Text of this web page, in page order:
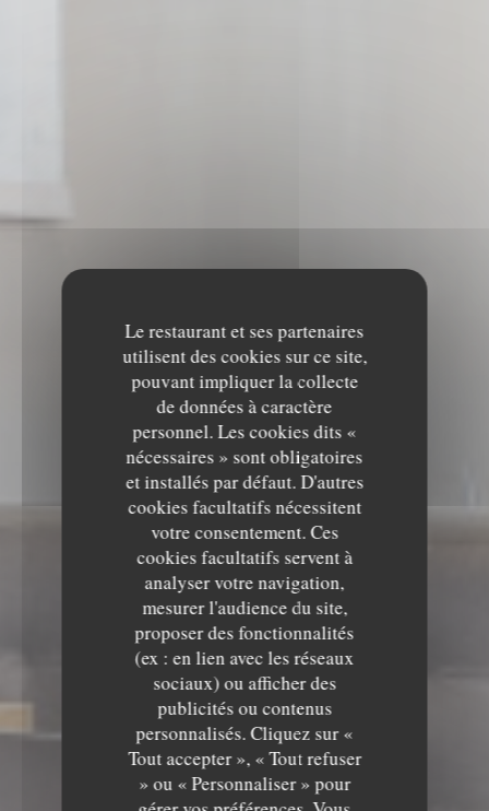
Le restaurant et ses partenaires
utilisent des cookies sur ce site,
pouvant impliquer la collecte
de données à caractère
personnel. Les cookies dits «
nécessaires » sont obligatoires
et installés par défaut. D'autres
cookies facultatifs nécessitent
votre consentement. Ces
cookies facultatifs servent à
analyser votre navigation,
mesurer l'audience du site,
proposer des fonctionnalités
(ex : en lien avec les réseaux
sociaux) ou afficher des
publicités ou contenus
personnalisés. Cliquez sur «
Tout accepter », « Tout refuser
» ou « Personnaliser » pour
Le Sale Gosse
7 RUE DU PRÉSIDENT DE
GAULLE 85000 LA ROCHE SUR YON
Le Sale Gosse